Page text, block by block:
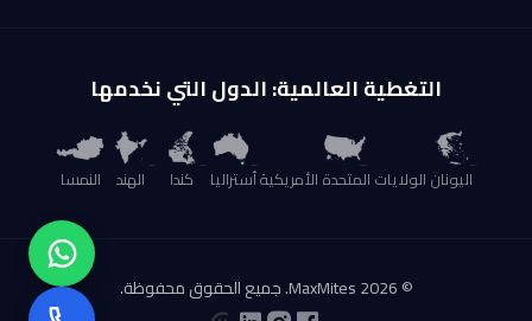
التغطية العالمية: الدول التي نخدمها
اليونان الولايات المتحدة الأمريكيةأستراليا كندا الهند النمسا
© 2026 MaxMites. جميع الحقوق محفوظة.